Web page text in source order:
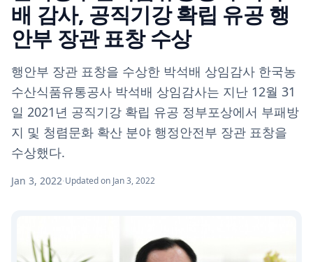
배 감사, 공직기강 확립 유공 행
안부 장관 표창 수상
행안부 장관 표창을 수상한 박석배 상임감사 한국농
수산식품유통공사 박석배 상임감사는 지난 12월 31
일 2021년 공직기강 확립 유공 정부포상에서 부패방
지 및 청렴문화 확산 분야 행정안전부 장관 표창을
수상했다.
Jan 3, 2022·Updated on Jan 3, 2022